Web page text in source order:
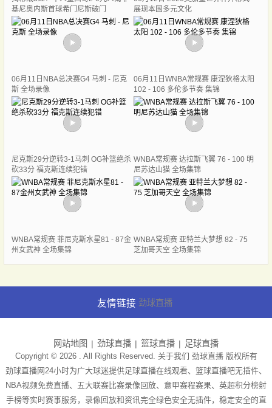
基尼奥内斯首球希门尼斯破门
展现本国多元文化
06月11日NBA总决赛G4 马刺 - 尼克
斯 全场录像
06月11日WNBA常规赛 康涅狄格太阳
102 - 106 多伦多节奏 集锦
尼克斯29分逆转3-1马刺 OG补篮绝杀
砍33分 福克斯连续犯错
WNBA常规赛 达拉斯飞翼 76 - 100 明
尼苏达山猫 全场集锦
WNBA常规赛 菲尼克斯水星81 - 87金
州女武神 全场集锦
WNBA常规赛 亚特兰大梦想 82 - 75
芝加哥天空 全场集锦
友情链接 劲球直播
网站地图 劲球直播 篮球直播 足球直播
Copyright © 2026 . All Rights Reserved. 关于我们 劲球直播版权所有
劲球直播网24小时为广大球迷提供足球直播在线观看、篮球直播吧无插件、
NBA视频免费直播、五大联赛比赛录像回放、意甲赛程赛果、英超积分榜射
手榜等实时赛事服务，录像回放和资讯完全绿色安全无插件，稳定安全的直